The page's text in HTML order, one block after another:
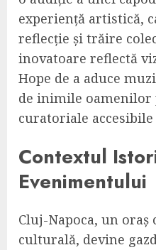
experiență artistică,
reflecție și trăire
inovatoare reflectă
Hope de a aduce
de inimile oamenilor
curatoriale accesibile
Contextul
Evenimentului
Cluj-Napoca, un
culturală, devine